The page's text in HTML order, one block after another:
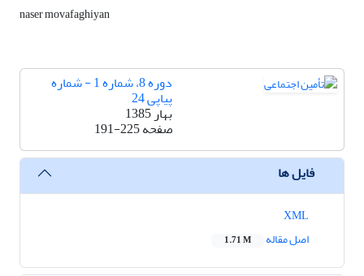
naser movafaghiyan
دوره 8، شماره 1 - شماره
پیاپی 24
بهار 1385
صفحه191-225
فایل ها
اصل مقاله
1.71 M